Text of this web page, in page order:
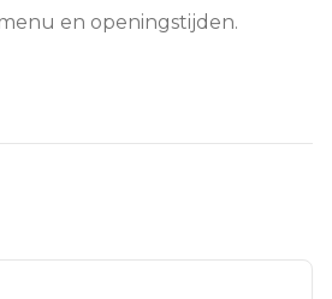
en openingstijden.